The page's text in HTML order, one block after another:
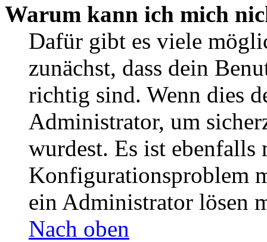
Warum kann ich mich
Dafür gibt es viele
zunächst, dass dein
richtig sind. Wenn dies
Administrator, um
wurdest. Es ist ebenfalls
Konfigurationsproblem
ein Administrator lösen
Nach oben